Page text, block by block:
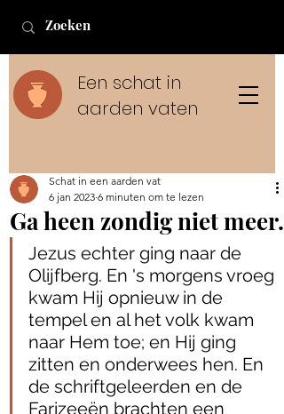
Een schat in
aarden vaten
Ga heen zondig niet meer.
Schat in een aarden vat
6 jan 2023 6 minuten om te lezen
Jezus echter ging naar de
Olijfberg. En 's morgens vroeg
kwam Hij opnieuw in de
tempel en al het volk kwam
naar Hem toe; en Hij ging
zitten en onderwees hen. En
de schriftgeleerden en de
Farizeeën brachten een